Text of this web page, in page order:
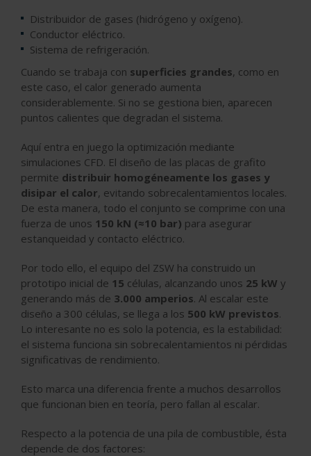
Distribuidor de gases (hidrógeno y oxígeno).
Conductor eléctrico.
Sistema de refrigeración.
Cuando se trabaja con superficies grandes, como en
este caso, el calor generado aumenta
considerablemente. Si no se gestiona bien, aparecen
puntos calientes que degradan el sistema.
Aquí entra en juego la optimización mediante
simulaciones CFD. El diseño de las placas de grafito
permite distribuir homogéneamente los gases y
disipar el calor, evitando sobrecalentamientos locales.
De esta manera, todo el conjunto se comprime con una
fuerza de unos 150 kN (≈10 bar) para asegurar
estanqueidad y contacto eléctrico.
Por todo ello, el equipo del ZSW ha construido un
prototipo inicial de 15 células, alcanzando unos 25 kW y
generando más de 3.000 amperios. Al escalar este
diseño a 300 células, se llega a los 500 kW previstos.
Lo interesante no es solo la potencia, es la estabilidad:
el sistema funciona sin sobrecalentamientos ni pérdidas
significativas de rendimiento.
Esto marca una diferencia frente a muchos desarrollos
que funcionan bien en teoría, pero fallan al escalar.
Respecto a la potencia de una pila de combustible, ésta
depende de dos factores: